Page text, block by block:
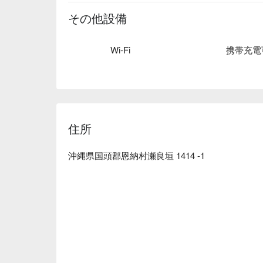
広がります。
北海道直送雲丹と牛テールのジュレ：北海道の
【店内の雰囲気】オシャレで落ち着いた空間、
その他設備
Wi-Fi 携帯充
住所
沖縄県国頭郡恩納村瀬良垣 1414 -1